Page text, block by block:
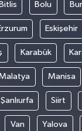
Bitlis Bolu
Eskişehir
Karabük
Manisa
Şanlıurfa Siirt
Van Yalova